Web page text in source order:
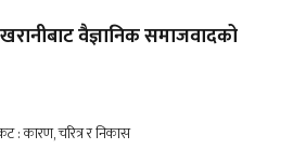
वैज्ञानिक समाजवादको